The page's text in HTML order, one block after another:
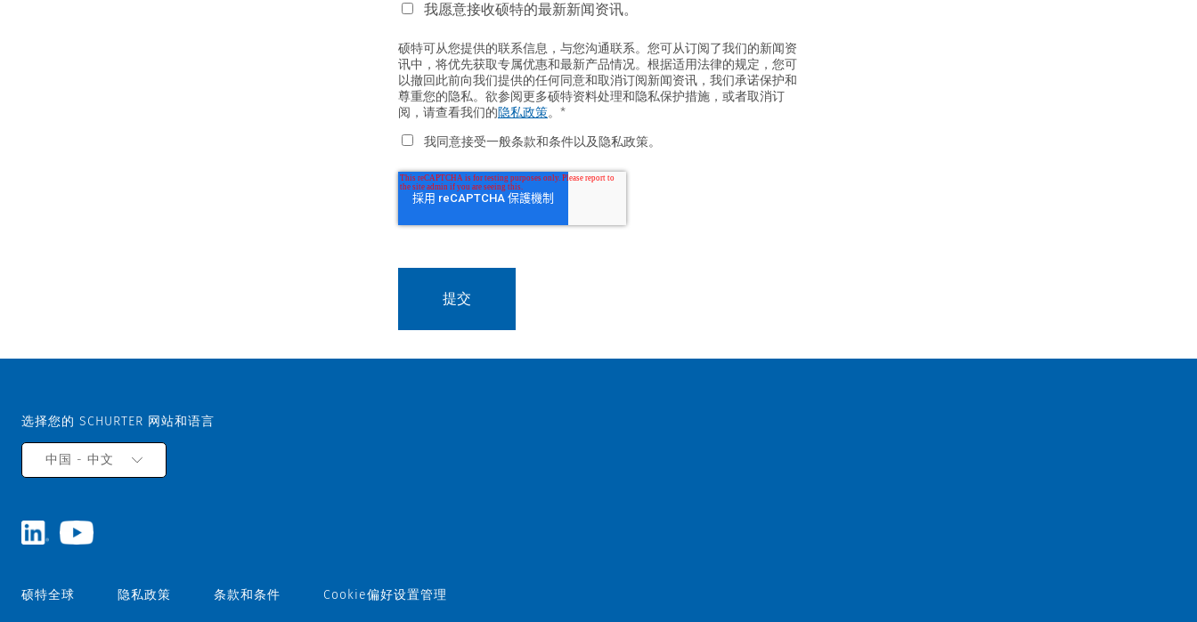
我愿意接收硕特的最新新闻资讯。
硕特可从您提供的联系信息，与您沟通联系。您可从订阅了我们的新闻资
讯中，将优先获取专属优惠和最新产品情况。根据适用法律的规定，您可
以撤回此前向我们提供的任何同意和取消订阅新闻资讯，我们承诺保护和
尊重您的隐私。欲参阅更多硕特资料处理和隐私保护措施，或者取消订
阅，请查看我们的隐私政策。 *
我同意接受一般条款和条件以及隐私政策。
选择您的 SCHURTER 网站和语言
中国 - 中文
硕特全球 隐私政策 条款和条件 Cookie偏好设置管理